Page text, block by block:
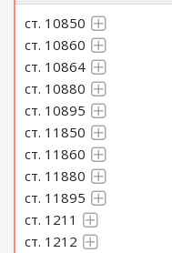
ст. 10850
ст. 10860
ст. 10864
ст. 10880
ст. 10895
ст. 11850
ст. 11860
ст. 11880
ст. 11895
ст. 1211
ст. 1212